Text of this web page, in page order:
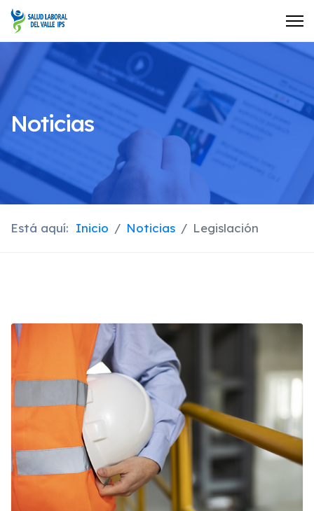
Noticias
Está aquí: Inicio Noticias Legislación